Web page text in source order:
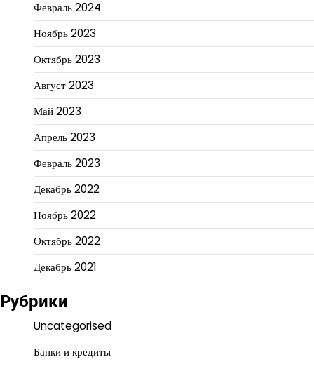
Февраль 2024
Ноябрь 2023
Октябрь 2023
Август 2023
Май 2023
Апрель 2023
Февраль 2023
Декабрь 2022
Ноябрь 2022
Октябрь 2022
Декабрь 2021
Рубрики
Uncategorised
Банки и кредиты